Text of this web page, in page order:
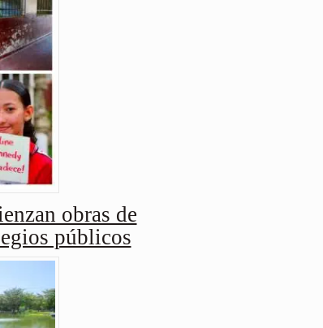
obras de
públicos